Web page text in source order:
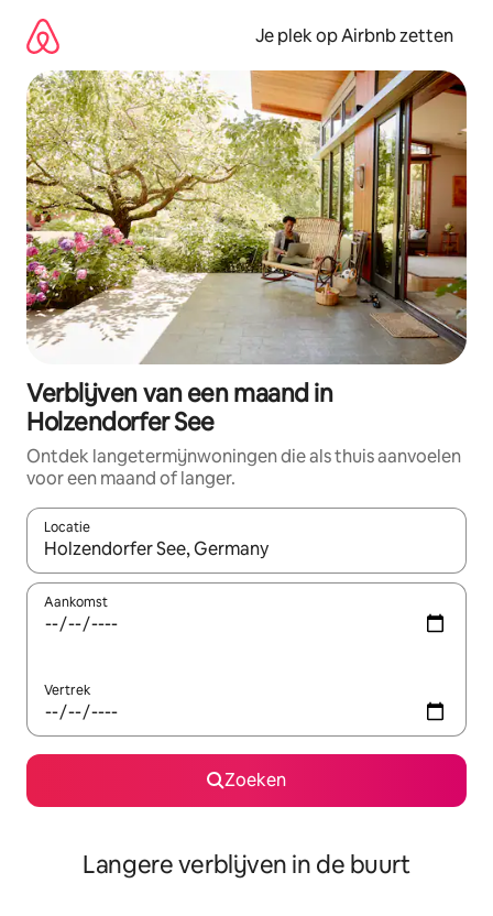
direct
naar
inhoud
Je plek op Airbnb zetten
Verblijven van een maand in
Holzendorfer See
Ontdek langetermijnwoningen die als thuis aanvoelen
voor een maand of langer.
Locatie
Wanneer er resultaten beschikbaar zijn, maak je een keuze
Aankomst
Vertrek
Zoeken
Langere verblijven in de buurt